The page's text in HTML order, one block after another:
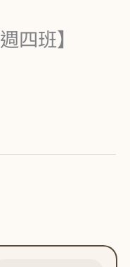
四班】